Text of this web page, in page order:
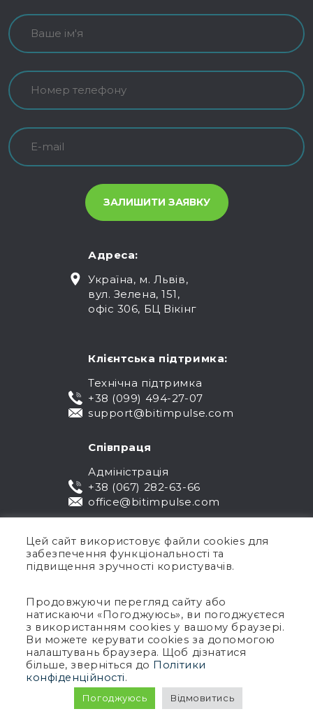
Адреса:
Україна, м. Львів,
вул. Зелена, 151,
офіс 306, БЦ Вікінг
Клієнтська підтримка:
Технічна підтримка
+38 (099) 494-27-07
support@bitimpulse.com
Співпраця
Адміністрація
+38 (067) 282-63-66
office@bitimpulse.com
Публічна оферта
Гарантія
Політика конфіденційності
Умови використання
Авторське право © 2005-2026 BIT Impulse.
Всі права захищені.
Цей сайт використовує файли cookies для
забезпечення функціональності та
підвищення зручності користувачів.
Продовжуючи перегляд сайту або
натискаючи «Погоджуюсь», ви погоджуєтеся
з використанням cookies у вашому браузері.
Ви можете керувати cookies за допомогою
налаштувань браузера. Щоб дізнатися
більше, зверніться до Політики
конфіденційності.
Погоджуюсь Відмовитись